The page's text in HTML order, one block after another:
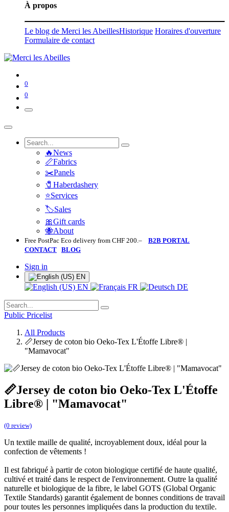
À propos
Le blog de Merci les AbeillesHistorique Horaires d'ouverture
Formulaire de contact
0
0
🔥News
📏Fabrics
✂️Panels
🧷Haberdashery
⭐Services
🏷️Sales
🎀Gift cards
🐝About
Free PostPac Eco delivery from CHF 200.– B2B PORTAL
CONTACT BLOG
Sign in
EN
EN FR DE
Public Pricelist
All Products
📏Jersey de coton bio Oeko-Tex L'Étoffe Libre® |
"Mamavocat"
📏Jersey de coton bio Oeko-Tex L'Étoffe
Libre® | "Mamavocat"
(0 review)
Un textile maille de qualité, incroyablement doux, idéal pour la
confection de vêtements !
Il est fabriqué à partir de coton biologique certifié de haute qualité,
cultivé et traité dans le respect de l'environnement. Outre la qualité
naturelle et biologique de la fibre, le label GOTS (Global Organic
Textile Standards) garantit également de bonnes conditions de travail
pour toutes les personnes impliquées dans la production du textile.